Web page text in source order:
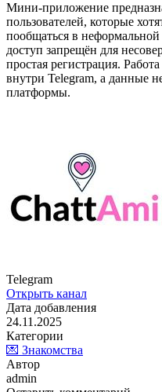
Мини-приложение
пользователей, которые
пообщаться в неформальной
доступ запрещён для
простая регистрация.
внутри Telegram, а данные
платформы.
Telegram
Открыть канал
Дата добавления
24.11.2025
Категории
💌 Знакомства
Автор
admin